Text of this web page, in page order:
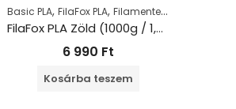
Basic PLA, FilaFox PLA, Filamentek ,
FilaFox PLA Zöld (1000g / 1,75mm)
6 990 Ft
Kosárba teszem